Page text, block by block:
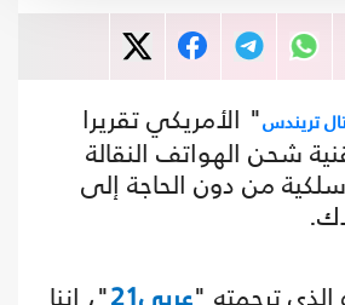
تريندس" الأمريكي تقريرا
شحن الهواتف النقالة
من دون الحاجة إلى
ترجمته "عربي21 "، إننا